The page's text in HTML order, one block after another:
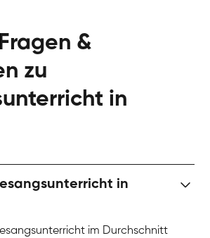
&
zu
in
in
im Durchschnitt